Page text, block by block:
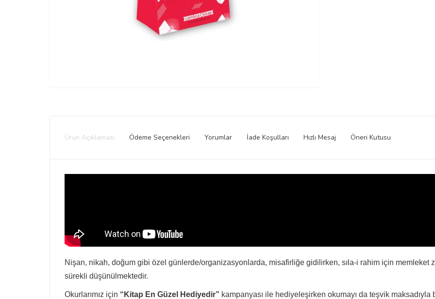
Ürün Açıklaması Ödeme Seçenekleri Yorumlar İade Koşulları Hızlı Mesaj Öneri Kutusu
Nişan, nikah, doğum gibi özel günlerde/organizasyonlarda, misafirliğe gidilirken, sıla-i rahim için memleket
sürekli düşünülmektedir.
Okurlarımız için “Kitap En Güzel Hediyedir” kampanyası ile hediyeleşirken okumayı da teşvik maksadıyla